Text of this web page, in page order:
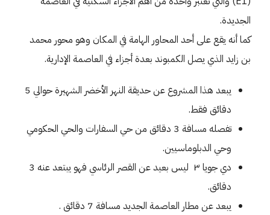
الجديدة.
كما أنه يقع على أحد المحاور الهامة في المكان وهو محور محمد
بن زايد الذي يصل الكمبوند بعدة أجزاء في العاصمة الإدارية.
يبعد هذا المشروع عن حديقة النهر الأخضر الشهيرة حوالي 5
دقائق فقط.
تفصله مسافة 3 دقائق من حي السفارات والحي الحكومي
وحي الدبلوماسيين.
دي جويا ٣ ليس بعيد عن القصر الرئاسي فهو يبتعد عنه 3
دقائق.
يبعد عن مطار العاصمة الجديد مسافة 7 دقائق .